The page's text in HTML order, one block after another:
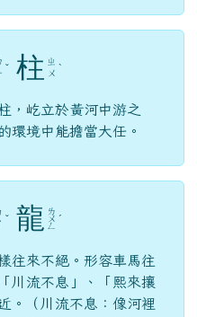
ˇ 柱 ㄓ
ㄨ ˋ
，屹立於黃河中游之
環境中能擔當大任。
ˇ 龍 ㄌ
ㄨ
ㄥ
ˊ
往來不絕。形容車馬往
川流不息」、「熙來攘
。（川流不息：像河裡